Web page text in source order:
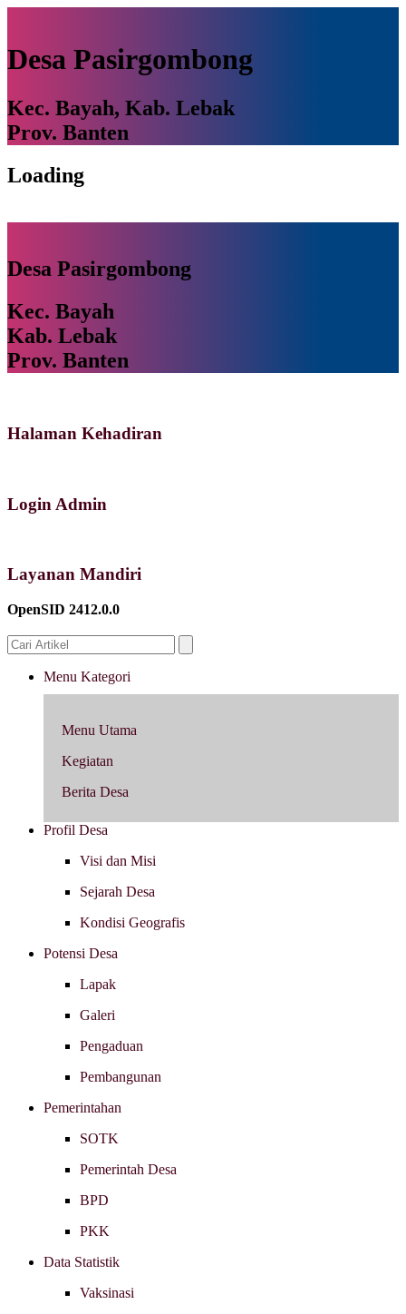
Desa Pasirgombong
Kec. Bayah, Kab. Lebak
Prov. Banten
Loading
Desa Pasirgombong
Kec. Bayah
Kab. Lebak
Prov. Banten
Halaman Kehadiran
Login Admin
Layanan Mandiri
OpenSID 2412.0.0
Menu Kategori
Menu Utama
Kegiatan
Berita Desa
Profil Desa
Visi dan Misi
Sejarah Desa
Kondisi Geografis
Potensi Desa
Lapak
Galeri
Pengaduan
Pembangunan
Pemerintahan
SOTK
Pemerintah Desa
BPD
PKK
Data Statistik
Vaksinasi